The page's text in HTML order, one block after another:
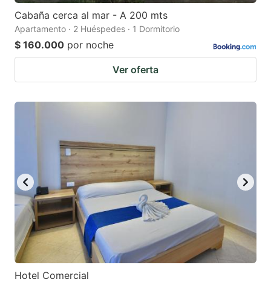
Cabaña cerca al mar - A 200 mts
Apartamento · 2 Huéspedes · 1 Dormitorio
$ 160.000 por noche
Ver oferta
Hotel Comercial